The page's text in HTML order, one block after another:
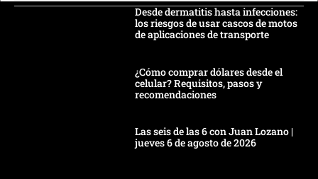
Desde dermatitis hasta infecciones:
los riesgos de usar cascos de motos
de aplicaciones de transporte
¿Cómo comprar dólares desde el
celular? Requisitos, pasos y
recomendaciones
Las seis de las 6 con Juan Lozano |
jueves 6 de agosto de 2026